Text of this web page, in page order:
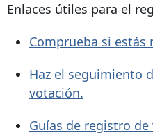
Enlaces útiles para el
Comprueba si estás
Haz el seguimiento
votación.
Guías de registro